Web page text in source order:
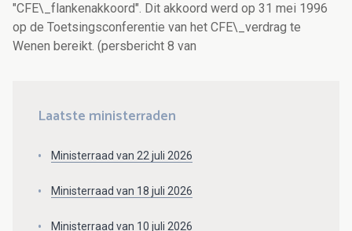
"CFE\_flankenakkoord". Dit akkoord werd op 31 mei 1996
op de Toetsingsconferentie van het CFE\_verdrag te
Wenen bereikt. (persbericht 8 van
Laatste ministerraden
Ministerraad van 22 juli 2026
Ministerraad van 18 juli 2026
Ministerraad van 10 juli 2026